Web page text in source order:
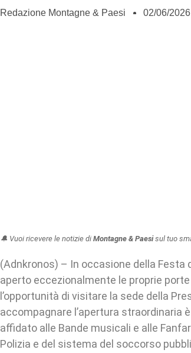
Redazione Montagne & Paesi 02/06/2026
🔔 Vuoi ricevere le notizie di Montagne & Paesisul tuo
(Adnkronos) – In occasione della Festa
aperto eccezionalmente le proprie
l’opportunità di visitare la sede della
accompagnare l’apertura straordinaria
affidato alle Bande musicali e alle
Polizia e del sistema del soccorso